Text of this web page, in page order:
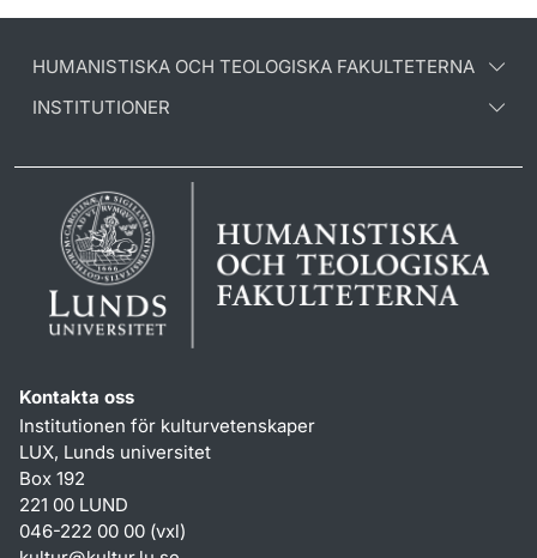
HUMANISTISKA OCH TEOLOGISKA FAKULTETERNA
INSTITUTIONER
Kontakta oss
Institutionen för kulturvetenskaper
LUX, Lunds universitet
Box 192
221 00 LUND
046-222 00 00 (vxl)